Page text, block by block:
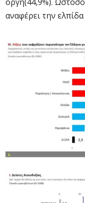
αναφέρει την